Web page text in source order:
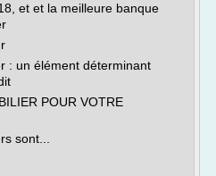
et et la meilleure banque
: un élément déterminant
POUR VOTRE
sont...